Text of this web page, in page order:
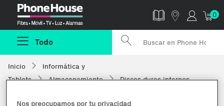
0
Todo
Inicio
Informática y
Tablets
Almacenamiento Discos duros internos
Nos preocupamos por tu privacidad